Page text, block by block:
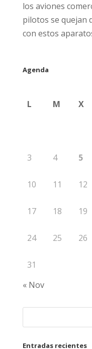
los aviones
pilotos se quejan
con estos
Agenda
L M X
3 4 5
10 11 12
17 18 19
24 25 26
31
« Nov
Entradas recientes